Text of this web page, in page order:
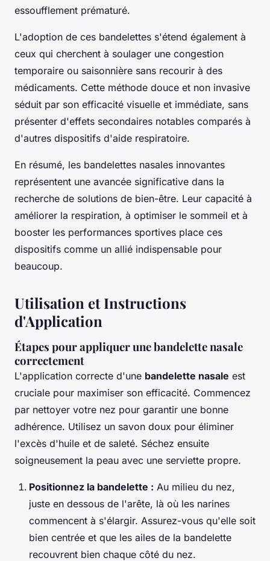
essoufflement prématuré.
L'adoption de ces bandelettes s'étend également à
ceux qui cherchent à soulager une congestion
temporaire ou saisonnière sans recourir à des
médicaments. Cette méthode douce et non invasive
séduit par son efficacité visuelle et immédiate, sans
présenter d'effets secondaires notables comparés à
d'autres dispositifs d'aide respiratoire.
En résumé, les bandelettes nasales innovantes
représentent une avancée significative dans la
recherche de solutions de bien-être. Leur capacité à
améliorer la respiration, à optimiser le sommeil et à
booster les performances sportives place ces
dispositifs comme un allié indispensable pour
beaucoup.
Utilisation et Instructions
d'Application
Étapes pour appliquer une bandelette nasale
correctement
L'application correcte d'une bandelette nasale est
cruciale pour maximiser son efficacité. Commencez
par nettoyer votre nez pour garantir une bonne
adhérence. Utilisez un savon doux pour éliminer
l'excès d'huile et de saleté. Séchez ensuite
soigneusement la peau avec une serviette propre.
Positionnez la bandelette : Au milieu du nez,
juste en dessous de l'arête, là où les narines
commencent à s'élargir. Assurez-vous qu'elle soit
bien centrée et que les ailes de la bandelette
recouvrent bien chaque côté du nez.